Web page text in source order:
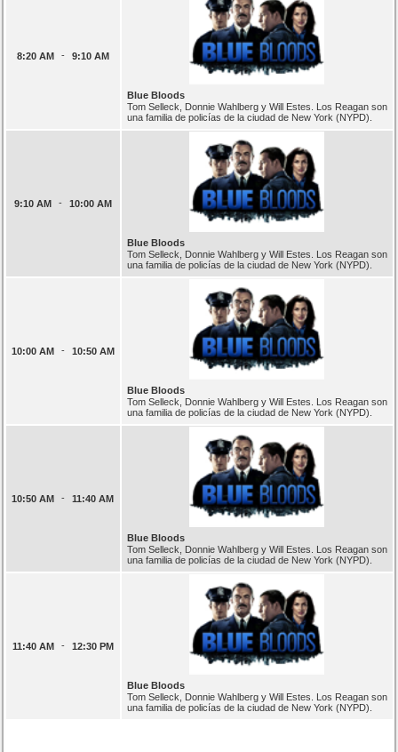
8:20 AM - 9:10 AM
Blue Bloods
Tom Selleck, Donnie Wahlberg y Will Estes. Los Reagan son
una familia de policías de la ciudad de New York (NYPD).
9:10 AM - 10:00 AM
Blue Bloods
Tom Selleck, Donnie Wahlberg y Will Estes. Los Reagan son
una familia de policías de la ciudad de New York (NYPD).
10:00 AM - 10:50 AM
Blue Bloods
Tom Selleck, Donnie Wahlberg y Will Estes. Los Reagan son
una familia de policías de la ciudad de New York (NYPD).
10:50 AM - 11:40 AM
Blue Bloods
Tom Selleck, Donnie Wahlberg y Will Estes. Los Reagan son
una familia de policías de la ciudad de New York (NYPD).
11:40 AM - 12:30 PM
Blue Bloods
Tom Selleck, Donnie Wahlberg y Will Estes. Los Reagan son
una familia de policías de la ciudad de New York (NYPD).